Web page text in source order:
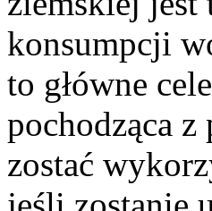
konsumpcji
to główne
pochodząca
zostać